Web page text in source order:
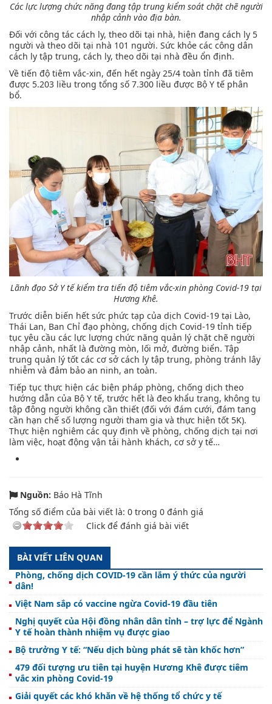
Các lực lượng chức năng đang tập trung kiểm soát chặt chẽ người
nhập cảnh vào địa bàn.
Đối với công tác cách ly, theo dõi tại nhà, hiện đang cách ly 5
người và theo dõi tại nhà 101 người. Sức khỏe các công dân
cách ly tập trung, cách ly, theo dõi tại nhà đều ổn định.
Về tiến độ tiêm vắc-xin, đến hết ngày 25/4 toàn tỉnh đã tiêm
được 5.203 liều trong tổng số 7.300 liều được Bộ Y tế phân
bổ.
Lãnh đạo Sở Y tế kiểm tra tiến độ tiêm vắc-xin phòng Covid-19 tại
Hương Khê.
Trước diễn biến hết sức phức tạp của dịch Covid-19 tại Lào,
Thái Lan, Ban Chỉ đạo phòng, chống dịch Covid-19 tỉnh tiếp
tục yêu cầu các lực lượng chức năng quản lý chặt chẽ người
nhập cảnh, nhất là đường mòn, lối mở, đường biển. Tập
trung quản lý tốt các cơ sở cách ly tập trung, phòng tránh lây
nhiễm và đảm bảo an ninh, an toàn.
Tiếp tục thực hiện các biện pháp phòng, chống dịch theo
hướng dẫn của Bộ Y tế, trước hết là đeo khẩu trang, không tụ
tập đông người không cần thiết (đối với đám cưới, đám tang
cần hạn chế số lượng người tham gia và thực hiện tốt 5K).
Thực hiện nghiêm các quy định về phòng, chống dịch tại nơi
làm việc, hoạt động vận tải hành khách, cơ sở y tế…
Nguồn: Báo Hà Tĩnh
Tổng số điểm của bài viết là: 0 trong 0 đánh giá
Click để đánh giá bài viết
BÀI VIẾT LIÊN QUAN
Phòng, chống dịch COVID-19 cần lắm ý thức của người
dân!
Việt Nam sắp có vaccine ngừa Covid-19 đầu tiên
Nghị quyết của Hội đồng nhân dân tỉnh – trợ lực để Ngành
Y tế hoàn thành nhiệm vụ được giao
Bộ trưởng Y tế: “Nếu dịch bùng phát sẽ tàn khốc hơn”
479 đối tượng ưu tiên tại huyện Hương Khê được tiêm
vắc xin phòng Covid-19
Giải quyết các khó khăn về hệ thống tổ chức y tế